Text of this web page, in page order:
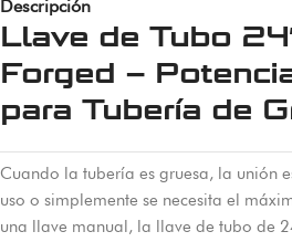
Descripción
Llave de Tubo
Forged –
para Tubería de
Cuando la tubería es gruesa, la unión
uso o simplemente se necesita el
una llave manual, la llave de tubo de